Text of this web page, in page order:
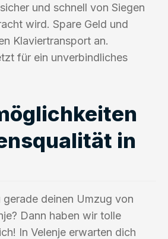
und schnell von Siegen
wird. Spare Geld und
Klaviertransport an.
für ein unverbindliches
in
deinen Umzug von
Dann haben wir tolle
In Velenje erwarten dich